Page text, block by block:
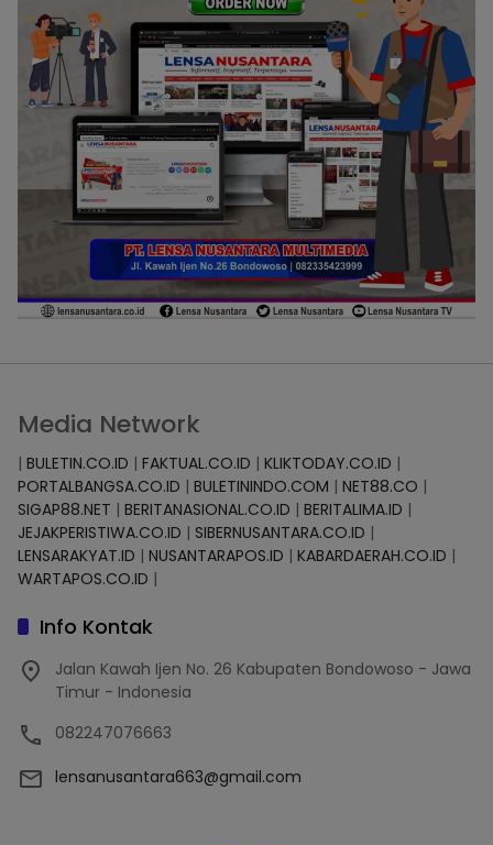
Media Network
| BULETIN.CO.ID | FAKTUAL.CO.ID | KLIKTODAY.CO.ID |
PORTALBANGSA.CO.ID | BULETININDO.COM | NET88.CO |
SIGAP88.NET | BERITANASIONAL.CO.ID | BERITALIMA.ID |
JEJAKPERISTIWA.CO.ID | SIBERNUSANTARA.CO.ID |
LENSARAKYAT.ID | NUSANTARAPOS.ID | KABARDAERAH.CO.ID |
WARTAPOS.CO.ID |
Info Kontak
Jalan Kawah Ijen No. 26 Kabupaten Bondowoso - Jawa
Timur - Indonesia
082247076663
lensanusantara663@gmail.com